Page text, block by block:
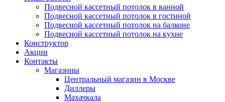
Подвесной кассетный потолок в ванной
Подвесной кассетный потолок в гостиной
Подвесной кассетный потолок на балконе
Подвесной кассетный потолок на кухне
Конструктор
Акции
Контакты
Магазины
Центральный магазин в Москве
Диллеры
Махачкала